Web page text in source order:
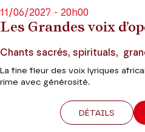
Les Grandes voix
11/06/2027 - 20h00
Chants sacrés, spirituals,
La fine fleur des voix lyriques
rime avec générosité.
DÉTAILS